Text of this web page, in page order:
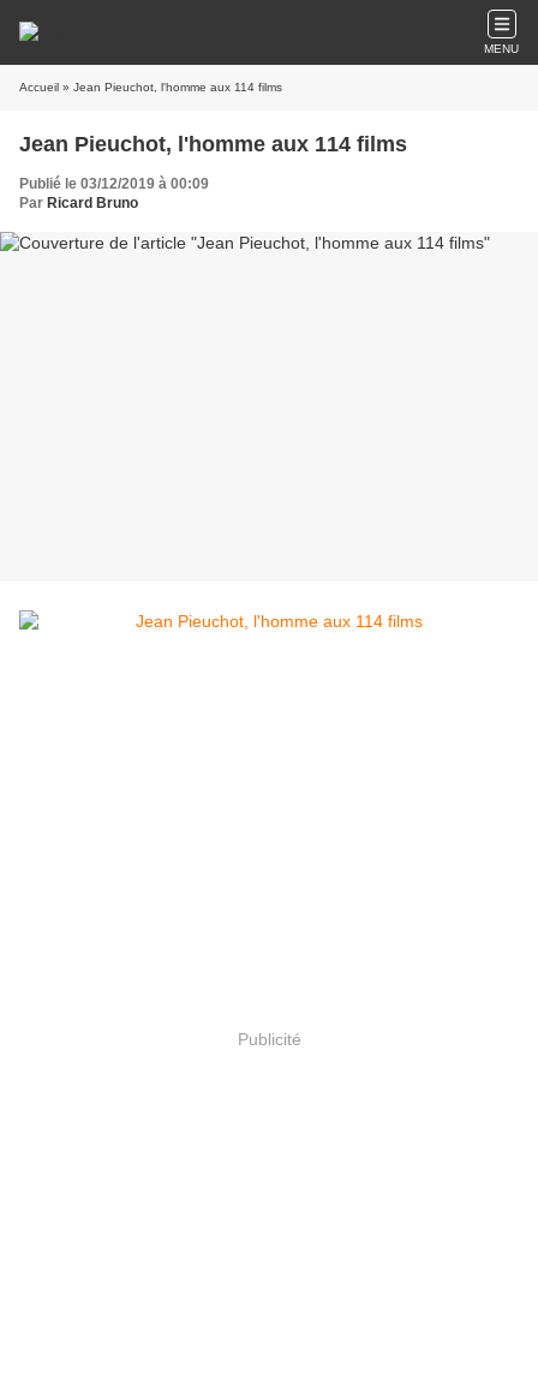
MENU
Accueil » Jean Pieuchot, l'homme aux 114 films
Jean Pieuchot, l'homme aux 114 films
Publié le 03/12/2019 à 00:09
Par Ricard Bruno
Publicité